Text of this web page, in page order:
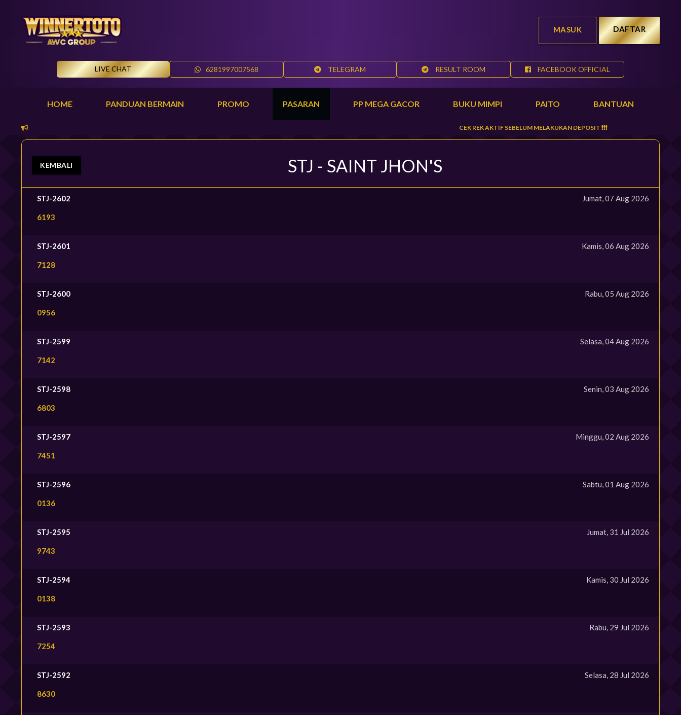
MASUK DAFTAR
LIVE CHAT 6281997007568 TELEGRAM RESULT ROOM FACEBOOK OFFICIAL
HOME PANDUAN BERMAIN PROMO PASARAN PP MEGA GACOR BUKU MIMPI PAITO BANTUAN
CEK REK AKTIF SEBELUM MELAKUKAN DEPOSIT ❗️❗️❗️
STJ - SAINT JHON'S
KEMBALI
STJ-2602 Jumat, 07 Aug 2026
6193
STJ-2601 Kamis, 06 Aug 2026
7128
STJ-2600 Rabu, 05 Aug 2026
0956
STJ-2599 Selasa, 04 Aug 2026
7142
STJ-2598 Senin, 03 Aug 2026
6803
STJ-2597 Minggu, 02 Aug 2026
7451
STJ-2596 Sabtu, 01 Aug 2026
0136
STJ-2595 Jumat, 31 Jul 2026
9743
STJ-2594 Kamis, 30 Jul 2026
0138
STJ-2593 Rabu, 29 Jul 2026
7254
STJ-2592 Selasa, 28 Jul 2026
8630